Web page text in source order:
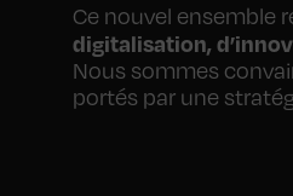
Ce nouvel ensemble
digitalisation,
Nous sommes
portés par une